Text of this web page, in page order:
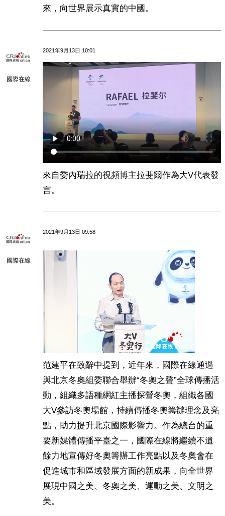
來，向世界展示真實的中國。
國際在線
2021年9月13日 10:01
來自委內瑞拉的視頻博主拉斐爾作為大V代表發
言。
國際在線
2021年9月13日 09:58
范建平在致辭中提到，近年來，國際在線通過
與北京冬奧組委聯合舉辦“冬奧之聲”全球傳播活
動，組織多語種網紅主播探營冬奧，組織各國
大V參訪冬奧場館，持續傳播冬奧籌辦理念及亮
點，助力提升北京國際影響力。作為總台的重
要新媒體傳播平臺之一，國際在線將繼續不遺
餘力地宣傳好冬奧籌辦工作亮點以及冬奧會在
促進城市和區域發展方面的新成果，向全世界
展現中國之美、冬奧之美、運動之美、文明之
美。